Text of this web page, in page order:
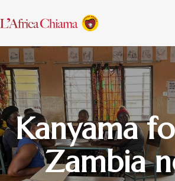
Kanyama
Zambia